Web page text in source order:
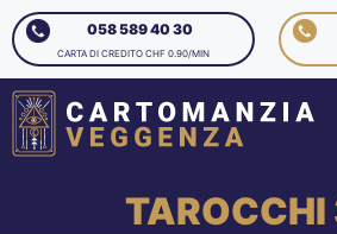
058 589 40 30
CARTA DI CREDITO CHF 0.90/MIN